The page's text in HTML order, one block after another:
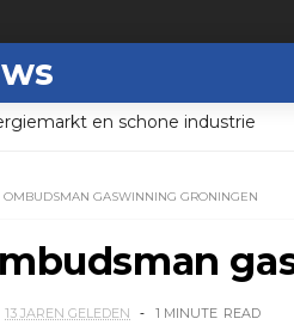
en schone industrie
OMBUDSMAN GASWINNING GRONINGEN
13 JAREN GELEDEN 1 MINUTE READ